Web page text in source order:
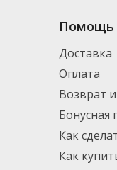
. В
в корзину для
постоянных
Помощь
Доставка
Оплата
Возврат
Бонусная
Как
Как